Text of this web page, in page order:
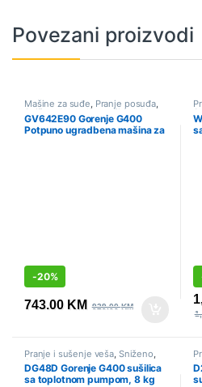
Povezani proizvodi
Mašine za suđe Pranje posuđa,
Sniženo Ugradbene širine 60cm
GV642E90 Gorenje G400
Potpuno ugradbena mašina za
-20%
743.00 KM 929.00KM
Pranje i sušenje veša Sniženo
Sušilice
DG48D Gorenje G400 sušilica
sa toplotnom pumpom, 8 kg